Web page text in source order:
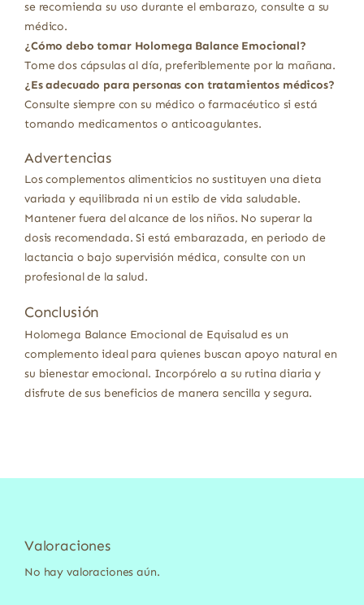
se recomienda su uso durante el embarazo, consulte a su
médico.
¿Cómo debo tomar Holomega Balance Emocional?
Tome dos cápsulas al día, preferiblemente por la mañana.
¿Es adecuado para personas con tratamientos médicos?
Consulte siempre con su médico o farmacéutico si está
tomando medicamentos o anticoagulantes.
Advertencias
Los complementos alimenticios no sustituyen una dieta
variada y equilibrada ni un estilo de vida saludable.
Mantener fuera del alcance de los niños. No superar la
dosis recomendada. Si está embarazada, en periodo de
lactancia o bajo supervisión médica, consulte con un
profesional de la salud.
Conclusión
Holomega Balance Emocional de Equisalud es un
complemento ideal para quienes buscan apoyo natural en
su bienestar emocional. Incorpórelo a su rutina diaria y
disfrute de sus beneficios de manera sencilla y segura.
Valoraciones
No hay valoraciones aún.